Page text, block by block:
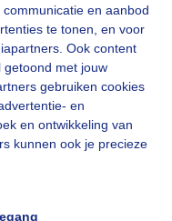
en aanbod
te tonen, en voor
Ook content
met jouw
gebruiken cookies
en
en ontwikkeling van
kunnen ook je precieze